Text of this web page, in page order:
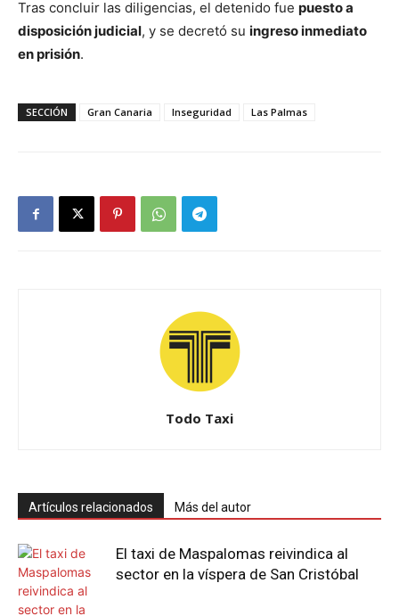
Tras concluir las diligencias, el detenido fue puesto a
disposición judicial, y se decretó su ingreso inmediato
en prisión.
SECCIÓN Gran Canaria Inseguridad Las Palmas
Todo Taxi
Artículos relacionados Más del autor
El taxi de Maspalomas reivindica al
sector en la víspera de San Cristóbal